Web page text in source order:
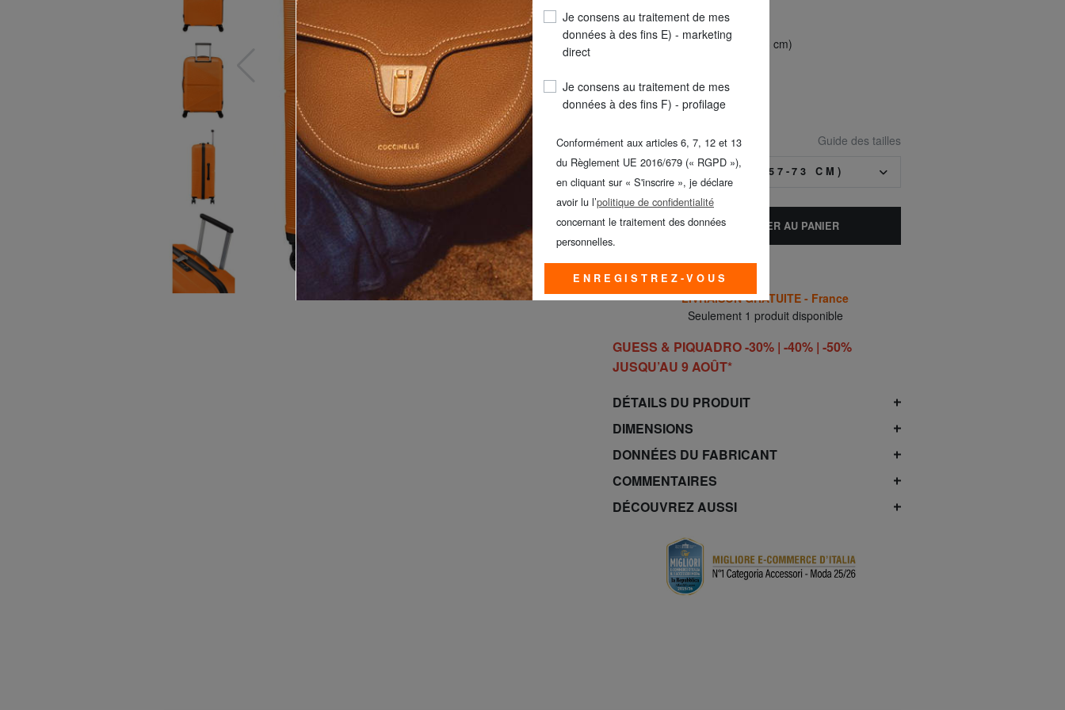
TAILLE: Taille Moyenne (57-73 cm)
Guide des tailles
TAILLE MOYENNE (57-73 CM)
AJOUTER AU PANIER
LIVRAISON GRATUITE - France
Seulement 1 produit disponible
GUESS & PIQUADRO -30% | -40% | -50%
JUSQU’AU 9 AOÛT*
DÉTAILS DU PRODUIT
DIMENSIONS
DONNÉES DU FABRICANT
COMMENTAIRES
DÉCOUVREZ AUSSI
Je consens au traitement de mes
données à des fins E) - marketing
direct
Je consens au traitement de mes
données à des fins F) - profilage
Conformément aux articles 6, 7, 12 et 13
du Règlement UE 2016/679 (« RGPD »),
en cliquant sur « S'inscrire », je déclare
avoir lu l’politique de confidentialité
concernant le traitement des données
personnelles.
ENREGISTREZ-VOUS